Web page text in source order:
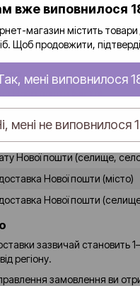
вже виповнилося
магазин містить товари
Щоб продовжити,
мені виповнилося
мені не виповнилося
доставки
по Україні
Нової пошти (місто)
Нової пошти (селище, село)
Нової пошти (місто)
Нової пошти (селище,
Нової пошти (місто)
Нової пошти
зазвичай становить
регіону.
замовлення ви